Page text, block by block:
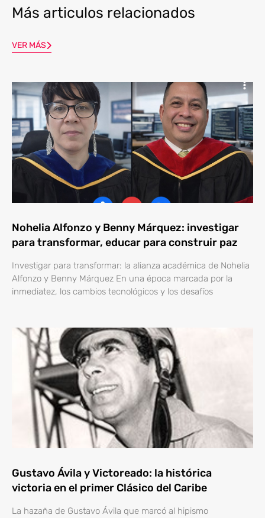
Más articulos relacionados
VER MÁS
Nohelia Alfonzo y Benny Márquez: investigar
para transformar, educar para construir paz
Investigar para transformar: la alianza académica de Nohelia
Alfonzo y Benny Márquez En una época marcada por la
inmediatez, los cambios tecnológicos y los desafíos
Gustavo Ávila y Victoreado: la histórica
victoria en el primer Clásico del Caribe
La hazaña de Gustavo Ávila que marcó al hipismo